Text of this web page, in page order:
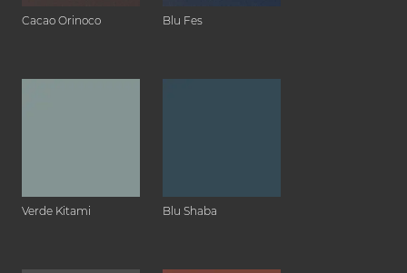
Cacao Orinoco Blu Fes
Verde Kitami Blu Shaba